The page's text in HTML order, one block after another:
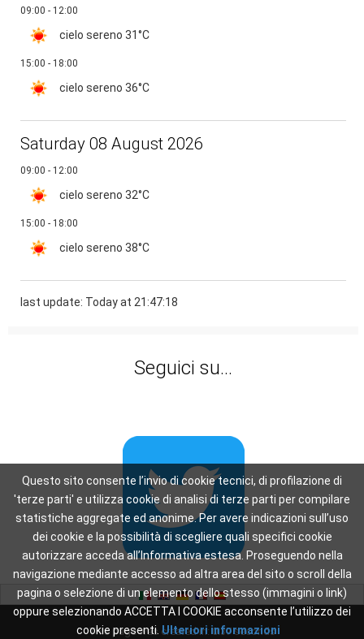
09:00 - 12:00
cielo sereno 31°C
15:00 - 18:00
cielo sereno 36°C
Saturday 08 August 2026
09:00 - 12:00
cielo sereno 32°C
15:00 - 18:00
cielo sereno 38°C
last update: Today at 21:47:18
Seguici su...
This page was created in: 0.37 seconds
Questo sito consente l’invio di cookie tecnici, di profilazione di
'terze parti' e utilizza cookie di analisi di terze parti per compilare
statistiche aggregate ed anonime. Per avere indicazioni sull’uso
dei cookie e la possibilità di scegliere quali specifici cookie
autorizzare acceda all’Informativa estesa. Proseguendo nella
navigazione mediante accesso ad altra area del sito o scroll della
pagina o selezione di un elemento dello stesso (immagini o link)
oppure selezionando ACCETTA I COOKIE acconsente l’utilizzo dei
cookie presenti. Ulteriori informazioni